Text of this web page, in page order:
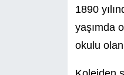
1890
yaşımda
okulu